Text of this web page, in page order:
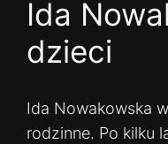
Ida
dzieci
Ida Nowakowska
rodzinne. Po kilku